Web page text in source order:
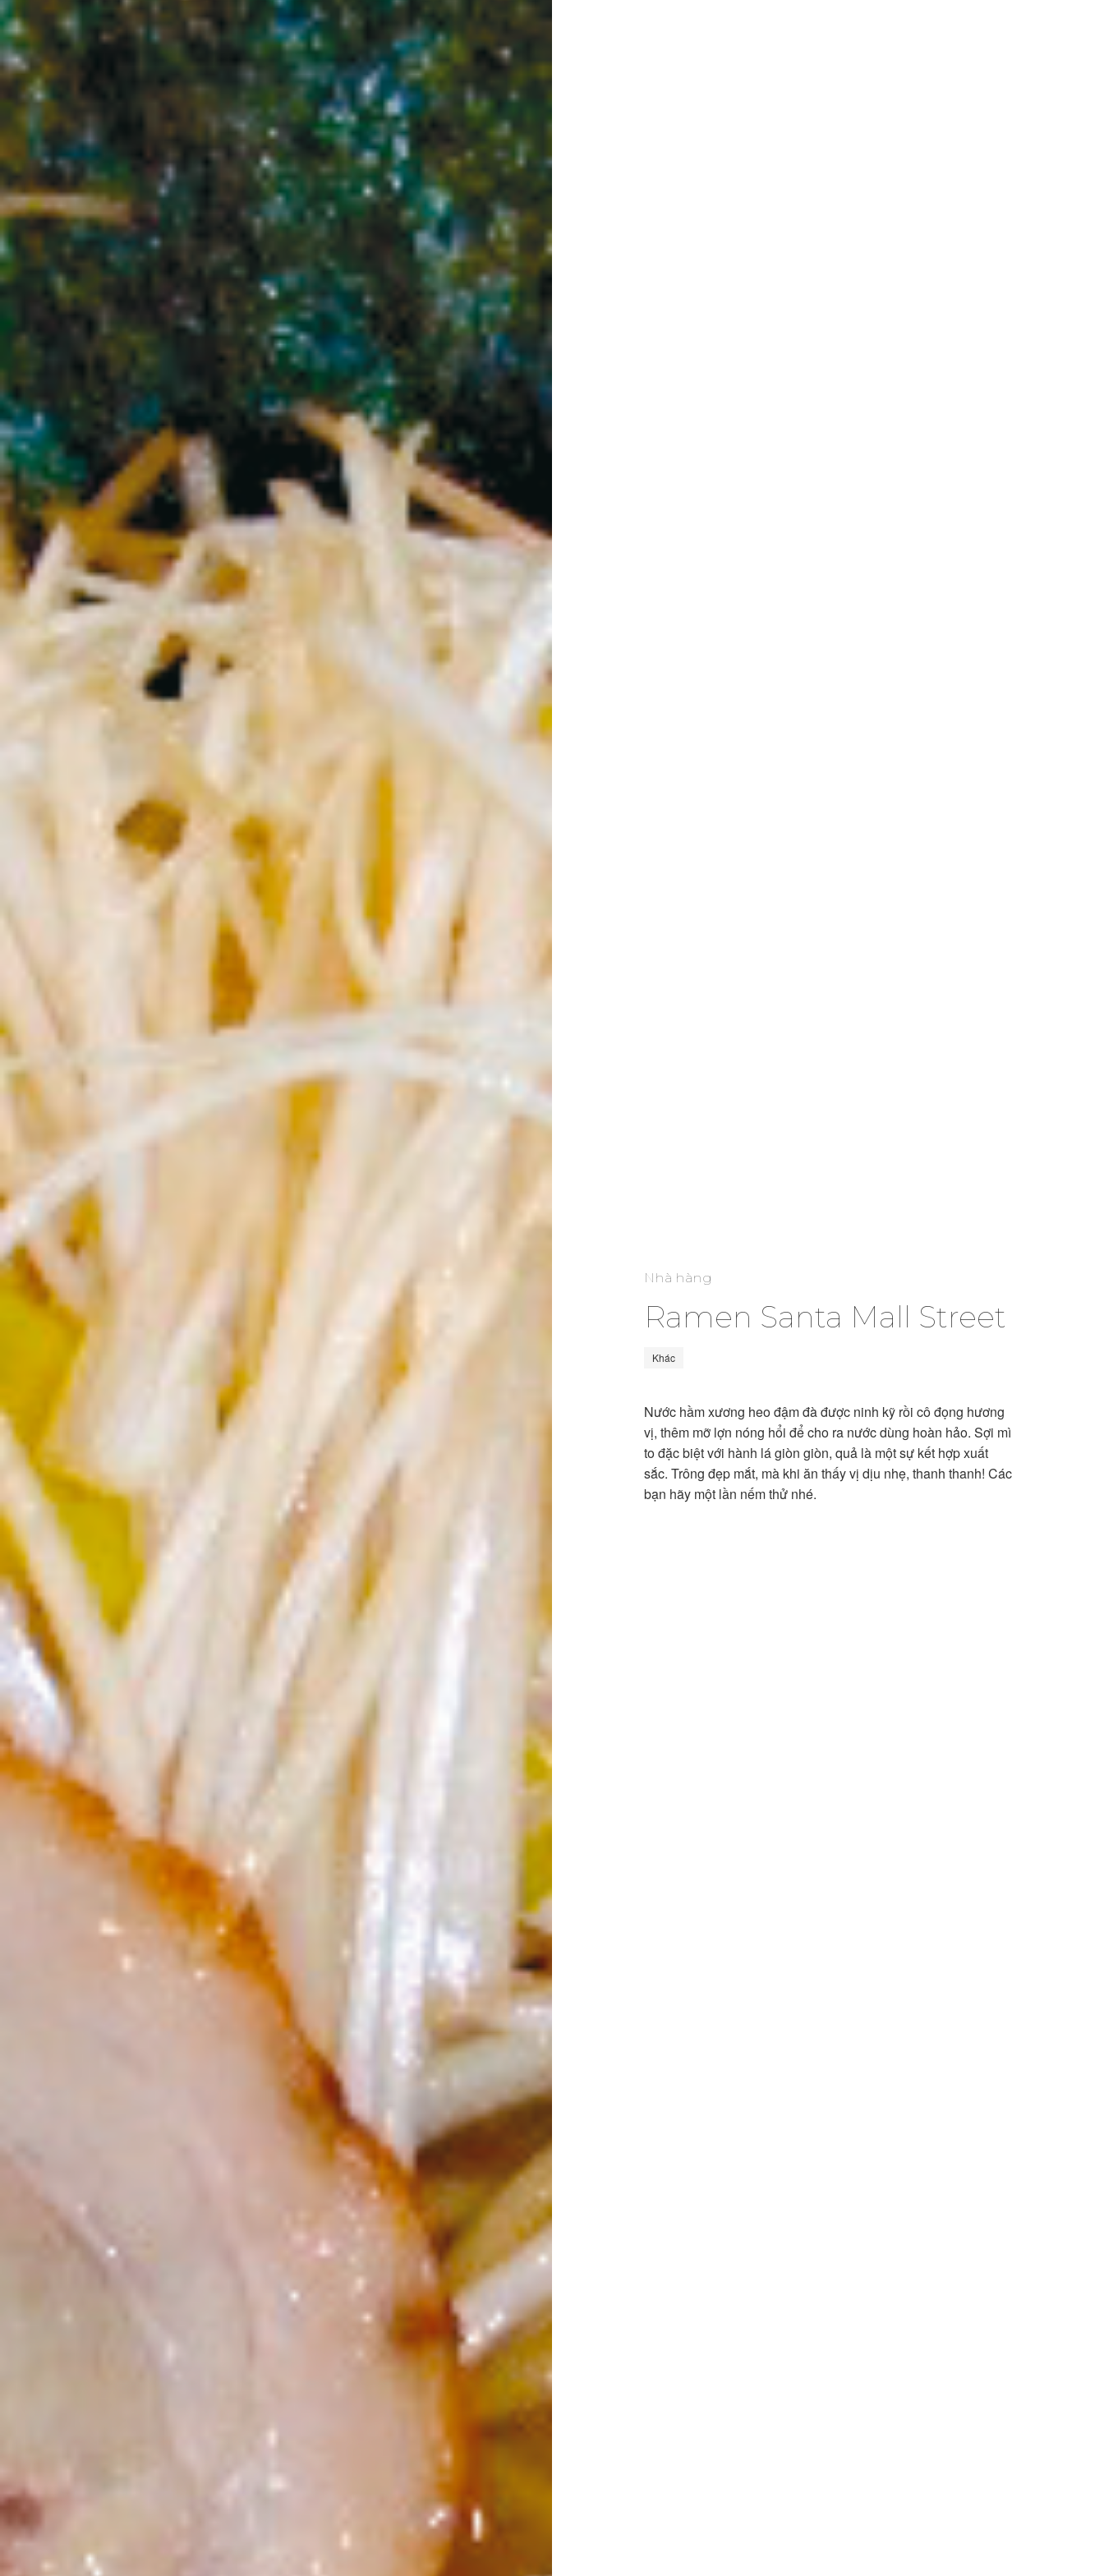
Nhà hàng
Ramen Santa Mall Street
Khác
Nước hầm xương heo đậm đà được ninh kỹ rồi cô đọng hương
vị, thêm mỡ lợn nóng hổi để cho ra nước dùng hoàn hảo. Sợi mì
to đặc biệt với hành lá giòn giòn, quả là một sự kết hợp xuất
sắc. Trông đẹp mắt, mà khi ăn thấy vị dịu nhẹ, thanh thanh! Các
bạn hãy một lần nếm thử nhé.